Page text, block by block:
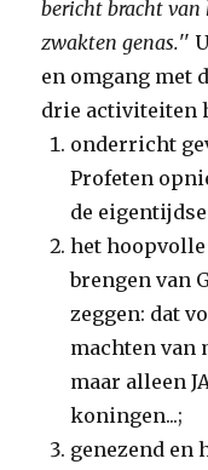
bericht bracht
zwakten genas.''
en omgang met
drie activiteiten
onderricht
Profeten
de
het
brengen van
zeggen: dat
machten van
maar alleen
koningen...;
genezend en